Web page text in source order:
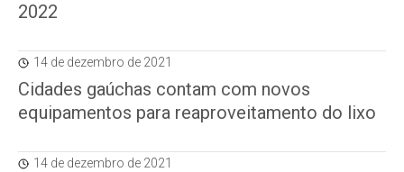
2022
14 de dezembro de 2021
Cidades gaúchas contam com novos
equipamentos para reaproveitamento do lixo
14 de dezembro de 2021